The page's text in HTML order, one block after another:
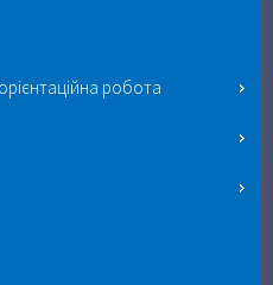
робота